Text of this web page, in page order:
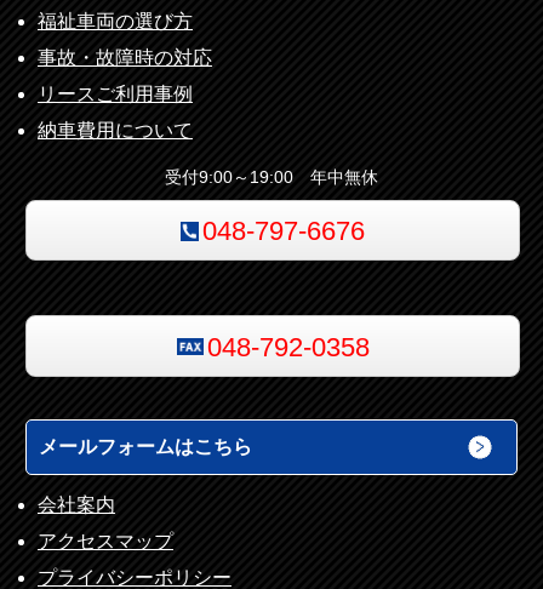
福祉車両の選び方
事故・故障時の対応
リースご利用事例
納車費用について
受付9:00～19:00 年中無休
048-797-6676
048-792-0358
メールフォームはこちら
会社案内
アクセスマップ
プライバシーポリシー